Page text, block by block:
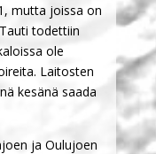
mutta joissa on
todettiin
ole
Laitosten
kesänä saada
ja Oulujoen